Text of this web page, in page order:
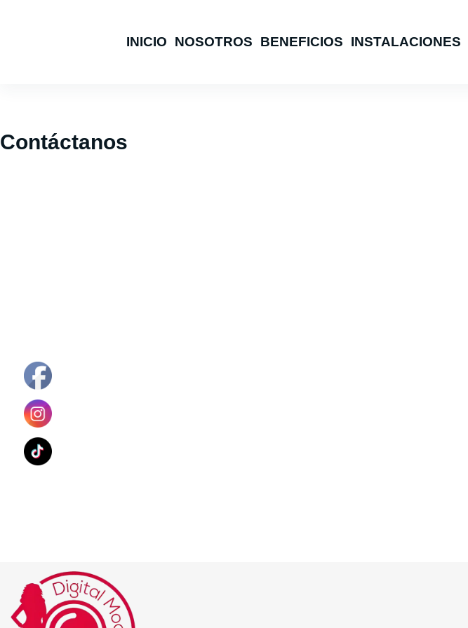
INICIO NOSOTROS BENEFICIOS INSTALACIONES
Contáctanos